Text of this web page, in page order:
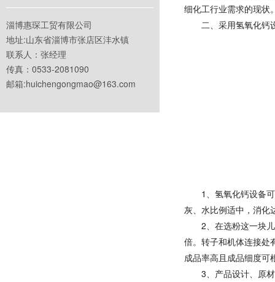
淄博惠琛工贸有限公司
地址:山东省淄博市张店区沣水镇
联系人：张经理
传真：0533-2081090
邮箱:huichengongmao@163.com
细化工行业需求的现
二、采用氢氧化钙
1、氢氧化钙设备
灰、水比例适中，消化
2、在选粉这一块
倍。转子和机体连接处
成品率高且成品细度
3、产品设计、原